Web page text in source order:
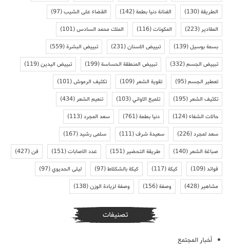
الطريقة(130) الفنانة دنيا بطمة(142) القضاء على الشيب(97)
المقادير(223) المكونات(116) الملك محمد السادس(101)
بسمة بوسيل(139) تبييض الاسنان(231) تبييض البشرة(559)
تبييض الجسم(332) تبييض المنطقة الحساسة(199) تبييض اليدين(119)
تعطير الجسم(95) تقوية الشعر(109) تكثيف الرموش(101)
تكثيف الشعر(195) تلميع الاواني(103) تنعيم الشعر(434)
حالات الشفاء(124) دنيا بطمة(761) سعد المجرد(113)
سعد لمجرد(226) سعيدة شرف(111) سلمى رشيد(167)
صباغة الشعر(140) طريقة التحضير(151) عدد الاصابات(151) فن(427)
فوائد(109) كيكة(117) كيكة بالشكلاط(97) ليلى الحديوي(97)
مشاهير(428) وصفة(156) وصفة لزيادة الوزن(138)
تصنيفات
أخبار المجتمع